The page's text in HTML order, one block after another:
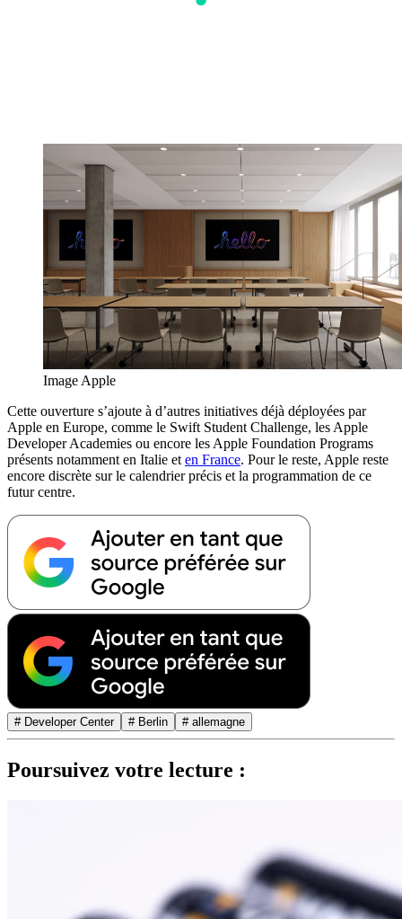
Image Apple
Cette ouverture s’ajoute à d’autres initiatives déjà déployées par
Apple en Europe, comme le Swift Student Challenge, les Apple
Developer Academies ou encore les Apple Foundation Programs
présents notamment en Italie et en France. Pour le reste, Apple reste
encore discrète sur le calendrier précis et la programmation de ce
futur centre.
# Developer Center # Berlin # allemagne
Poursuivez votre lecture :